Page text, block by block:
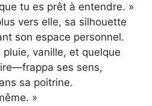
tu es prêt à entendre. »
vers elle, sa silhouette
son espace personnel.
vanille, et quelque
ses sens,
sa poitrine.
»